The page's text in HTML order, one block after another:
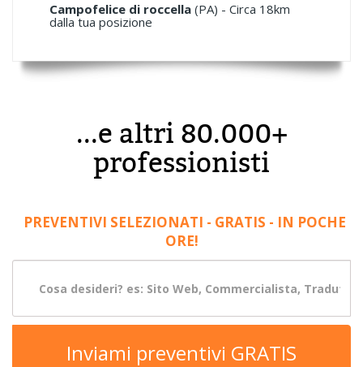
Campofelice di roccella (PA) - Circa 18km
dalla tua posizione
...e altri 80.000+
professionisti
PREVENTIVI SELEZIONATI - GRATIS - IN POCHE
ORE!
Inviami preventivi GRATIS